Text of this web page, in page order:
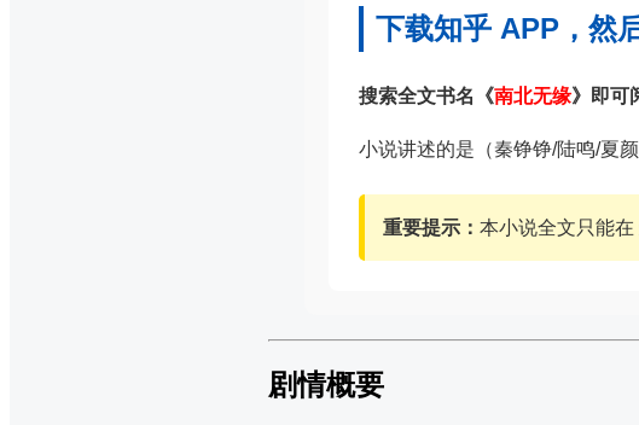
下载知乎 APP，然
搜索全文书名《南北无缘》即可
小说讲述的是（秦铮铮/陆鸣/夏
重要提示： 本小说全文只能在
剧情概要